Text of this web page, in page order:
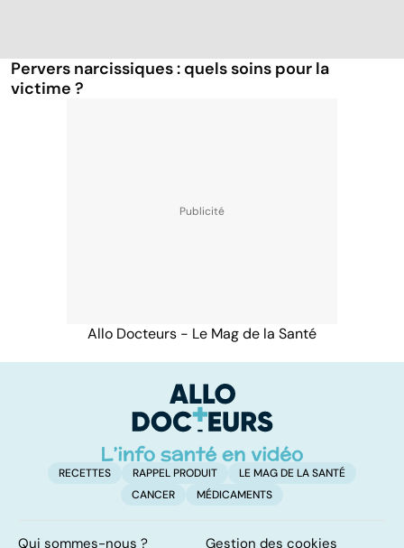
Pervers narcissiques : quels soins pour la
victime ?
Allo Docteurs - Le Mag de la Santé
RECETTES RAPPEL PRODUIT
LE MAG DE LA SANTÉ
CANCER
MÉDICAMENTS
Qui sommes-nous ? Gestion des cookies